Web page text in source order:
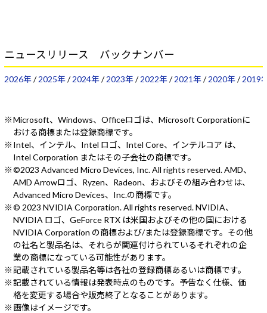
ニュースリリース バックナンバー
2026年/2025年/2024年/2023年/2022年/2021年/2020年/2019
Microsoft、Windows、Officeロゴは、Microsoft Corporationに
おける商標または登録商標です。
Intel、インテル、Intel ロゴ、Intel Core、インテルコア は、
Intel Corporation またはその子会社の商標です。
©2023 Advanced Micro Devices, Inc. All rights reserved. AMD、
AMD Arrowロゴ、Ryzen、Radeon、およびその組み合わせは、
Advanced Micro Devices、Inc.の商標です。
© 2023 NVIDIA Corporation. All rights reserved. NVIDIA、
NVIDIA ロゴ、GeForce RTX は米国およびその他の国における
NVIDIA Corporation の商標および/または登録商標です。その他
の社名と製品名は、それらが関連付けられているそれぞれの企
業の商標になっている可能性があります。
記載されている製品名等は各社の登録商標あるいは商標です。
記載されている情報は発表時点のものです。予告なく仕様、価
格を変更する場合や販売終了となることがあります。
画像はイメージです。